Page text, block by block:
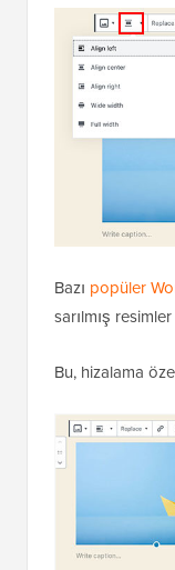
Bazı popüler
sarılmış
Bu, hizalama